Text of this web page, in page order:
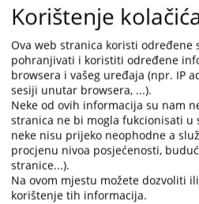
Predsjednik
suda u Foči
Antonela
Janjić
4997
Korištenje
Ova web stranica koristi određene
pohranjivati i koristiti određene
browsera i vašeg uređaja (npr. IP
sesiji unutar browsera, ...).
Neke od ovih informacija su nam
stranica ne bi mogla fukcionisati u
neke nisu prijeko neophodne a
procjenu nivoa posjećenosti,
stranice...).
Na ovom mjestu možete dozvoliti
korištenje tih informacija.